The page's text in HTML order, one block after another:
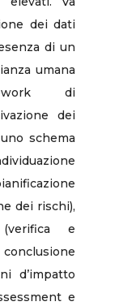
dei dati
di un
umana
di
dei
schema
dei rischi),
(verifica e
d’impatto
e